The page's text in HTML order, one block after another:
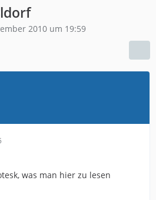
2010 um 19:59
was man hier zu lesen